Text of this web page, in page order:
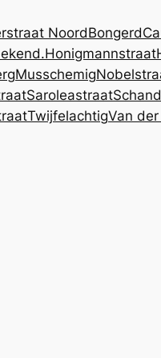
NoordBongerd
Honigmannstraat
Musschemig
Saroleastraat
TwijfelachtigVan